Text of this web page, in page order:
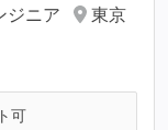
ジニア
東京
可